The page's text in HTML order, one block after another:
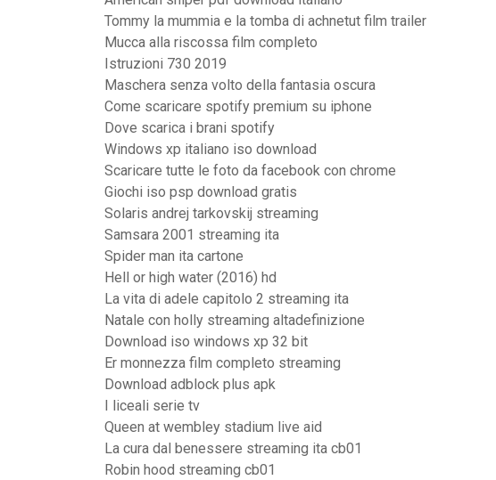
Tommy la mummia e la tomba di achnetut film trailer
Mucca alla riscossa film completo
Istruzioni 730 2019
Maschera senza volto della fantasia oscura
Come scaricare spotify premium su iphone
Dove scarica i brani spotify
Windows xp italiano iso download
Scaricare tutte le foto da facebook con chrome
Giochi iso psp download gratis
Solaris andrej tarkovskij streaming
Samsara 2001 streaming ita
Spider man ita cartone
Hell or high water (2016) hd
La vita di adele capitolo 2 streaming ita
Natale con holly streaming altadefinizione
Download iso windows xp 32 bit
Er monnezza film completo streaming
Download adblock plus apk
I liceali serie tv
Queen at wembley stadium live aid
La cura dal benessere streaming ita cb01
Robin hood streaming cb01